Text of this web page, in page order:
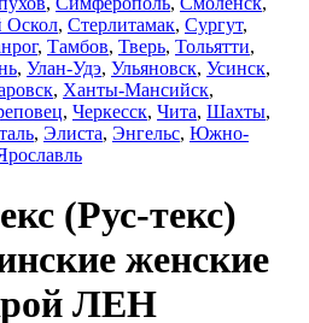
Оскол, Стерлитамак, Сургут,
, Тамбов, Тверь, Тольятти,
, Улан-Удэ, Ульяновск, Усинск,
, Ханты-Мансийск,
, Черкесск, Чита, Шахты,
, Элиста, Энгельс, Южно-
(Рус-текс)
женские
ЛЕН